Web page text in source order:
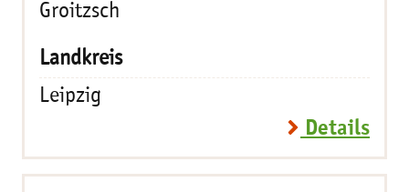
Groitzsch
Leipzig
Details